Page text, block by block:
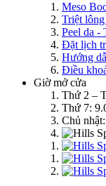
Meso
Triệt
Peel da -
Đặt lịch
Hướng
Điều
Giờ mở cửa
Thứ 2 –
Thứ 7:
Chủ